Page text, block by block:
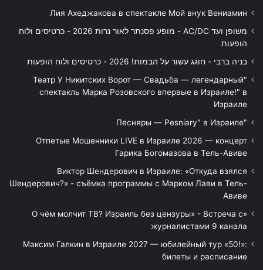
Лия Ахеджакова в спектакле Мой внук Вениамин
משופן ועד AC/DC - מופע פסנתר לאור נרות 2026 - כרטיסים ולוח
הופעות
בניה ברבי - חוגג עשור על הבמות! 2026 - כרטיסים ולוח הופעות
"Театр У Никитских Ворот — Свадьба — легендарный
спектакль Марка Розовского впервые в Израиле!" в
Израиле
"Песняры — Pesniary" в Израиле
Отпетые Мошенники LIVE в Израиле 2026 — концерт
Гарика Богомазова в Тель-Авиве
Виктор Шендерович в Израиле: «Откуда взялся
Шендерович?» - съёмка программы с Марком Лави в Тель-
Авиве
«О чём молчит ТВ? Израиль без цензуры» - Встреча с
журналистами 9 канала
Максим Галкин в Израиле 2027 — юбилейный тур «50!»:
билеты и расписание